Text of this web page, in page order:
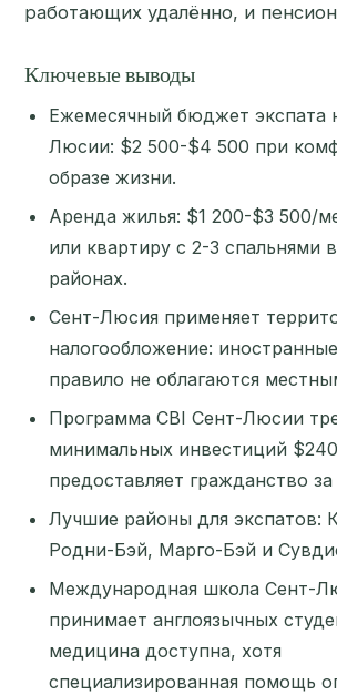
работающих удалённо, и
Ключевые выводы
Ежемесячный бюджет экспата
Люсии: $2 500-$4 500 при
образе жизни.
Аренда жилья: $1 200-$3 500/
или квартиру с 2-3 спальнями
районах.
Сент-Люсия применяет
налогообложение:
правило не облагаются
Программа CBI Сент-Люсии
минимальных инвестиций
предоставляет гражданство
Лучшие районы для экспатов:
Родни-Бэй, Марго-Бэй и
Международная школа Сент-
принимает англоязычных
медицина доступна, хотя
специализированная помощь